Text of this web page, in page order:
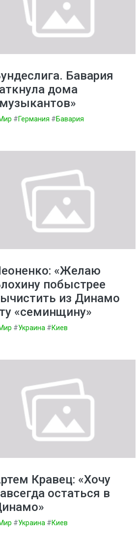
Бавария
дома
#Германия #Бавария
«Желаю
побыстрее
из Динамо
«семинщину»
#Украина #Киев
Кравец: «Хочу
остаться в
#Украина #Киев